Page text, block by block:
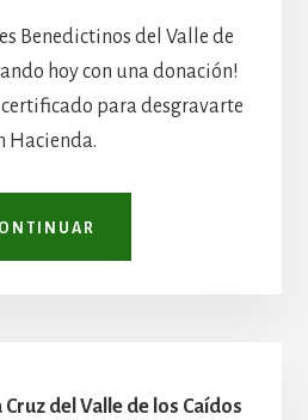
Benedictinos del Valle de
hoy con una donación!
para desgravarte
Hacienda.
del Valle de los Caídos